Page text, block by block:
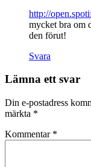
http://
mycket bra om
den förut!
Svara
Lämna ett svar
Din e-postadress
märkta *
Kommentar *